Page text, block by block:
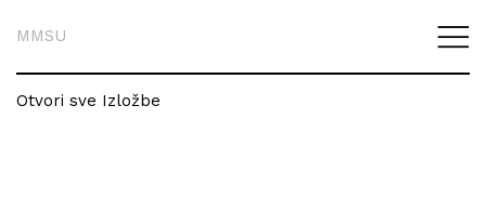
MMSU
Otvori sve Izložbe